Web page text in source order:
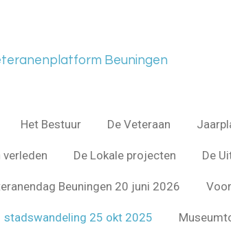
Beuningen
Het Bestuur De Veteraan
De Lokale projecten De
Beuningen 20 juni 2026
stadswandeling 25 okt 2025